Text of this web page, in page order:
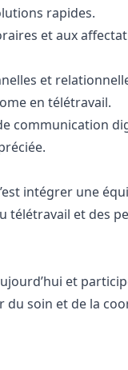
rapides.
et aux
et
en télétravail.
communication
intégrer une
télétravail et des
et
soin et de la